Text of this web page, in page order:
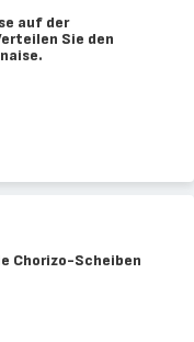
auf der
Sie den
Chorizo-Scheiben